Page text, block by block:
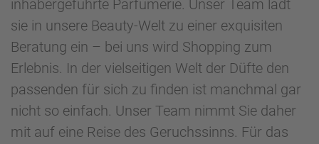
inhabergeführte Parfümerie. Unser Team lädt
sie in unsere Beauty-Welt zu einer exquisiten
Beratung ein – bei uns wird Shopping zum
Erlebnis. In der vielseitigen Welt der Düfte den
passenden für sich zu finden ist manchmal gar
nicht so einfach. Unser Team nimmt Sie daher
mit auf eine Reise des Geruchssinns. Für das